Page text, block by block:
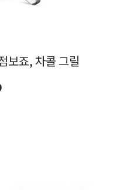
보죠, 차콜 그릴